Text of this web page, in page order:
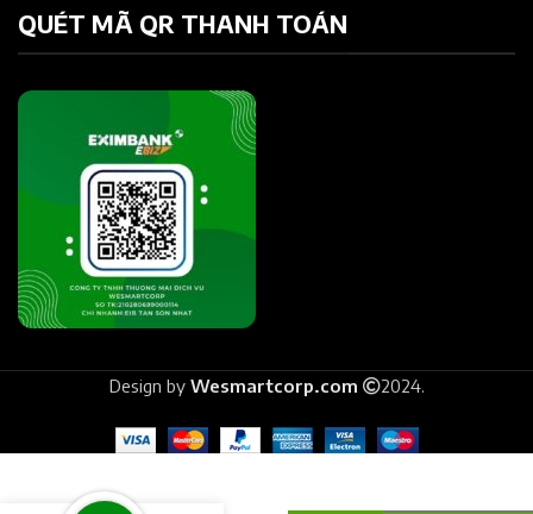
QUÉT MÃ QR THANH TOÁN
Design by Wesmartcorp.com 2024.